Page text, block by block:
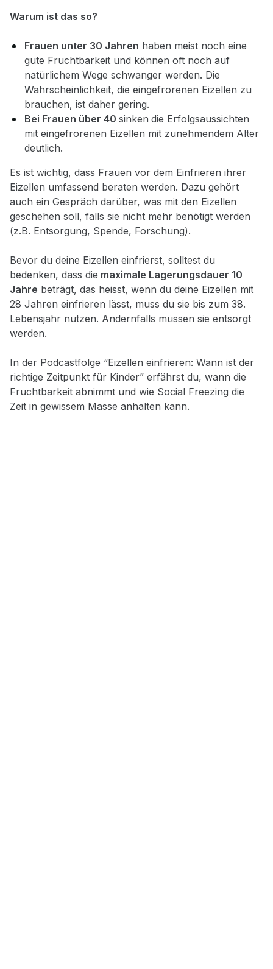
Warum ist das so?
Frauen unter 30 Jahren haben meist noch eine
gute Fruchtbarkeit und können oft noch auf
natürlichem Wege schwanger werden. Die
Wahrscheinlichkeit, die eingefrorenen Eizellen zu
brauchen, ist daher gering.
Bei Frauen über 40 sinken die Erfolgsaussichten
mit eingefrorenen Eizellen mit zunehmendem Alter
deutlich.
Es ist wichtig, dass Frauen vor dem Einfrieren ihrer
Eizellen umfassend beraten werden. Dazu gehört
auch ein Gespräch darüber, was mit den Eizellen
geschehen soll, falls sie nicht mehr benötigt werden
(z.B. Entsorgung, Spende, Forschung).
Bevor du deine Eizellen einfrierst, solltest du
bedenken, dass die maximale Lagerungsdauer 10
Jahre beträgt, das heisst, wenn du deine Eizellen mit
28 Jahren einfrieren lässt, muss du sie bis zum 38.
Lebensjahr nutzen. Andernfalls müssen sie entsorgt
werden.
In der Podcastfolge “Eizellen einfrieren: Wann ist der
richtige Zeitpunkt für Kinder” erfährst du, wann die
Fruchtbarkeit abnimmt und wie Social Freezing die
Zeit in gewissem Masse anhalten kann.